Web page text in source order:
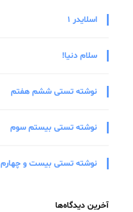
اسلایدر 1
سلام دنیا!
نوشته تستی ششم هفتم
نوشته تستی بیستم سوم
نوشته تستی بیست و چهارم
آخرین دیدگاه‌ها